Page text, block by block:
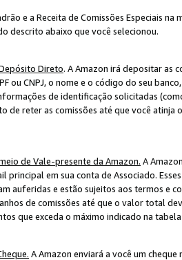
e a Receita de Comissões Especiais
descrito abaixo que você selecionou.
Direto. A Amazon irá depositar as
ou CNPJ, o nome e o código do seu
de identificação solicitadas
de reter as comissões até que você
de Vale-presente da Amazon. A
principal em sua conta de Associado.
auferidas e estão sujeitos aos termos e
de comissões até que o valor total
que exceda o máximo indicado na
A Amazon enviará a você um